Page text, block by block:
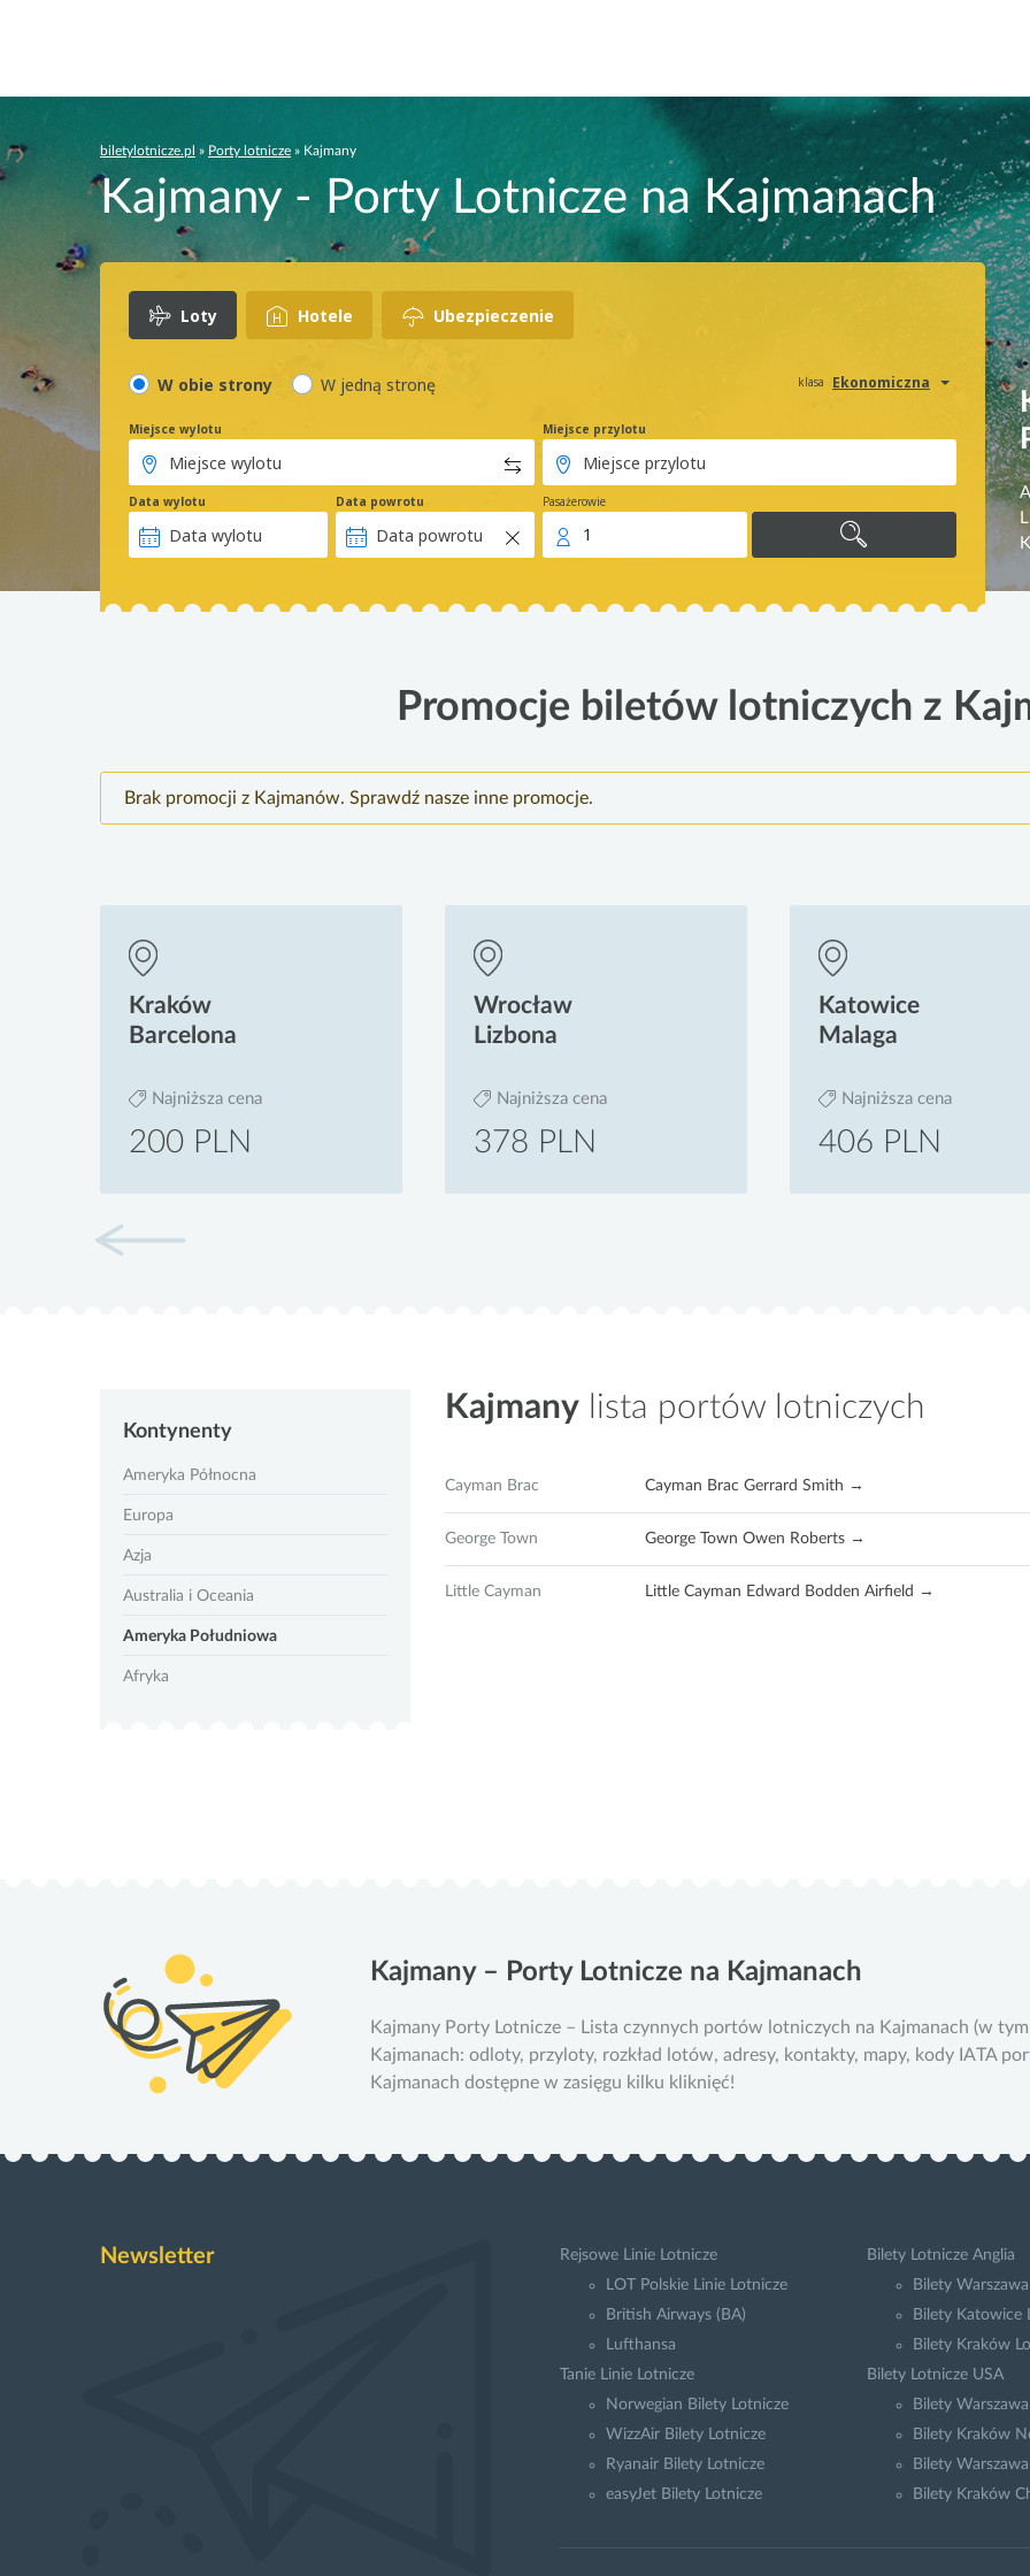
biletylotnicze.pl » Porty lotnicze » Kajmany
Kajmany - Porty Lotnicze na Kajmanach
Loty Hotele Ubezpieczenie
klasa Ekonomiczna
W obie strony W jedną stronę
Miejsce wylotu Miejsce przylotu
Data wylotu Data powrotu Pasażerowie
1
Promocje biletów lotniczych z
Brak promocji z Kajmanów. Sprawdź nasze inne promocje.
Kraków
Barcelona
Najniższa cena
200 PLN
Wrocław
Lizbona
Najniższa cena
378 PLN
Katowice
Malaga
Najniższa cena
406 PLN
Kontynenty
Ameryka Północna
Europa
Azja
Australia i Oceania
Ameryka Południowa
Afryka
Kajmany lista portów lotniczych
Cayman Brac Cayman Brac Gerrard Smith →
George Town George Town Owen Roberts →
Little Cayman Little Cayman Edward Bodden Airfield →
Kajmany – Porty Lotnicze na Kajmanach
Kajmany Porty Lotnicze – Lista czynnych portów lotniczych na Kajmanach (w
Kajmanach: odloty, przyloty, rozkład lotów, adresy, kontakty, mapy, kody IATA
Kajmanach dostępne w zasięgu kilku kliknięć!
Newsletter
Rejsowe Linie Lotnicze
LOT Polskie Linie Lotnicze
British Airways (BA)
Lufthansa
Tanie Linie Lotnicze
Norwegian Bilety Lotnicze
WizzAir Bilety Lotnicze
Ryanair Bilety Lotnicze
easyJet Bilety Lotnicze
Bilety Lotnicze Anglia
Bilety
Bilety Katowice
Bilety Kraków
Bilety Lotnicze USA
Bilety
Bilety Kraków
Bilety
Bilety Kraków